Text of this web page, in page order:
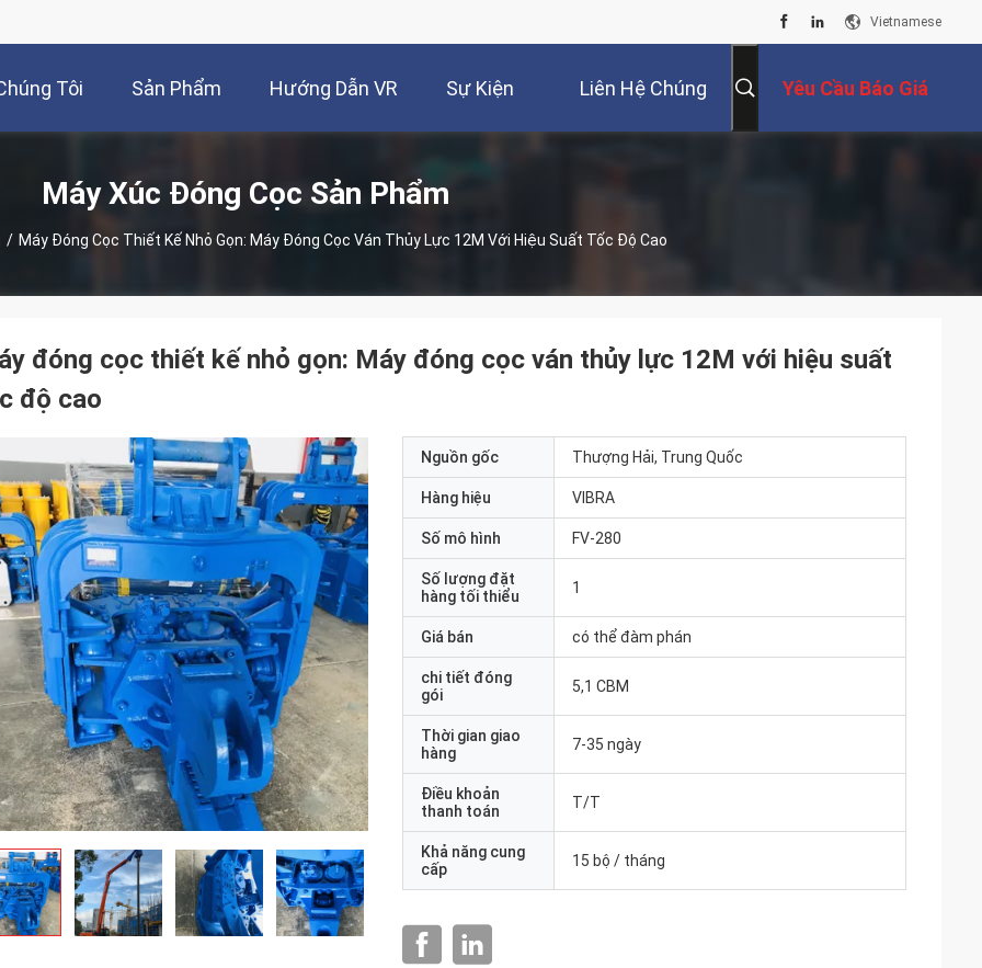
Vietnamese
Tôi Sản Phẩm Hướng Dẫn VR Sự Kiện Liên Hệ Chúng Yêu Cầu Báo Giá
Máy Xúc Đóng Cọc Sản Phẩm
/ Máy Đóng Cọc Thiết Kế Nhỏ Gọn: Máy Đóng Cọc Ván Thủy Lực 12M Với Hiệu Suất Tốc Độ Cao
đóng cọc thiết kế nhỏ gọn: Máy đóng cọc ván thủy lực 12M với hiệu suất
độ cao
Nguồn gốc Thượng Hải, Trung Quốc
Hàng hiệu VIBRA
Số mô hình FV-280
Số lượng đặt
hàng tối thiểu
1
Giá bán có thể đàm phán
chi tiết đóng
gói
5,1 CBM
Thời gian giao
hàng
7-35 ngày
Điều khoản
thanh toán
T/T
Khả năng cung
cấp
15 bộ / tháng